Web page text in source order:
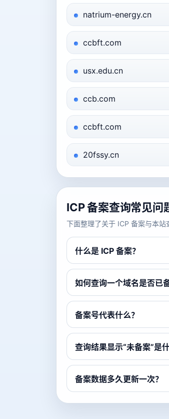
natrium-energy.cn
ccbft.com
usx.edu.cn
ccb.com
ccbft.com
20fssy.cn
ICP 备案查询常见问
下面整理了关于 ICP 备案与本站
什么是 ICP 备案？
如何查询一个域名是否已
备案号代表什么？
查询结果显示“未备案”是
备案数据多久更新一次？